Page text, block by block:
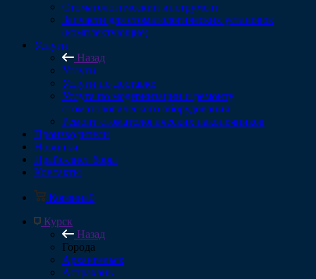
Стоматологический инструмент
Запчасти для стоматологических установок
(комплектующие)
Услуги
Назад
Услуги
Услуги по доставке
Услуга по модернизации и ремонту
стоматологического оборудования
Ремонт стоматологических наконечников
Производители
Новинки
Прайс-лист боры
Контакты
Корзина0
Курск
Назад
Города
Архангельск
Астрахань